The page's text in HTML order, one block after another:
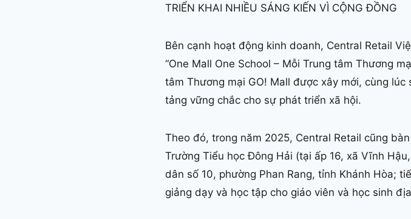
TRIỂN KHAI NHIỀU SÁNG KIẾN VÌ CỘNG ĐỒNG
Bên cạnh hoạt động kinh doanh, Central Retail
“One Mall One School – Mỗi Trung tâm Thương
tâm Thương mại GO! Mall được xây mới, cùng
tảng vững chắc cho sự phát triển xã hội.
Theo đó, trong năm 2025, Central Retail cũng
Trường Tiểu học Đông Hải (tại ấp 16, xã Vĩnh
dân số 10, phường Phan Rang, tỉnh Khánh Hòa;
giảng dạy và học tập cho giáo viên và học sinh